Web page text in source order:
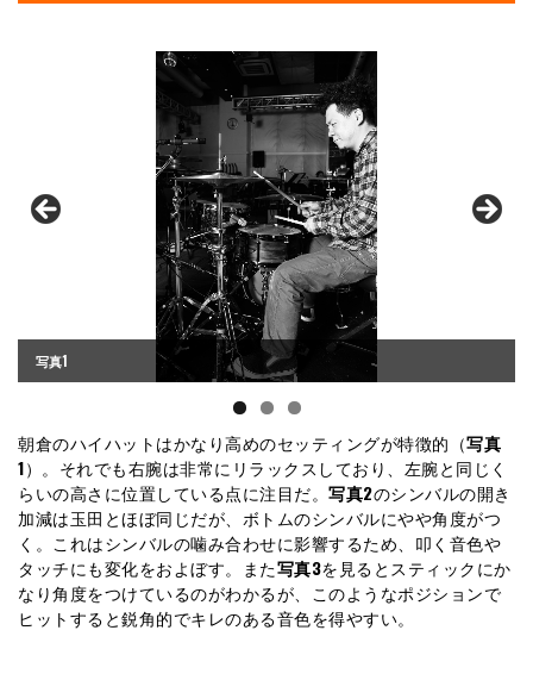
写真1
朝倉のハイハットはかなり高めのセッティングが特徴的（写真
1）。それでも右腕は非常にリラックスしており、左腕と同じく
らいの高さに位置している点に注目だ。 写真2のシンバルの開き
加減は玉田とほぼ同じだが、ボトムのシンバルにやや角度がつ
く。これはシンバルの噛み合わせに影響するため、叩く音色や
タッチにも変化をおよぼす。また写真3を見るとスティックにか
なり角度をつけているのがわかるが、このようなポジションで
ヒットすると鋭角的でキレのある音色を得やすい。